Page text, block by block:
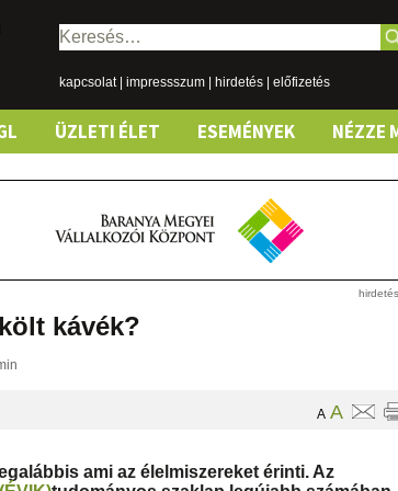
Keresés:
kapcsolat| impressszum hirdetés előfizetés
ÜZLETI ÉLET ESEMÉNYEK NÉZZE
kávék?
A A
ami az élelmiszereket érinti. Az